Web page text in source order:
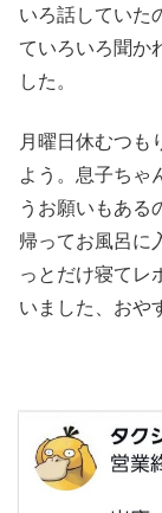
いろ話していた
ていろいろ聞か
した。
月曜日休むつも
よう。息子ちゃ
うお願いもある
帰ってお風呂に
っとだけ寝てレ
いました、おや